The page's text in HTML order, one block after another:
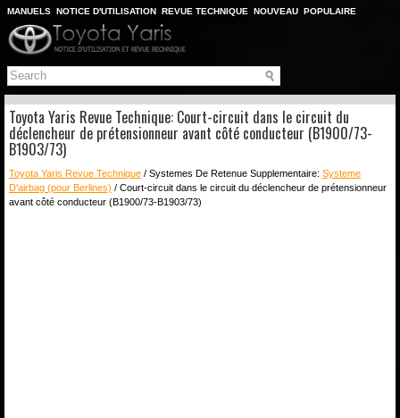
MANUELS NOTICE D'UTILISATION REVUE TECHNIQUE NOUVEAU POPULAIRE
PLAN DU SITE
CHERCHER
Toyota Yaris Revue Technique: Court-circuit dans le circuit du
déclencheur de prétensionneur avant côté conducteur (B1900/73-
B1903/73)
Toyota Yaris Revue Technique / Systemes De Retenue Supplementaire: Systeme
D'airbag (pour Berlines) / Court-circuit dans le circuit du déclencheur de prétensionneur
avant côté conducteur (B1900/73-B1903/73)